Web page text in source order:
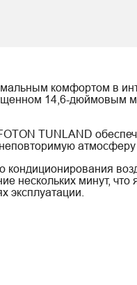
комфортом в
14,6-дюймовым
TUNLAND
кондиционирования
нескольких минут,
эксплуатации.